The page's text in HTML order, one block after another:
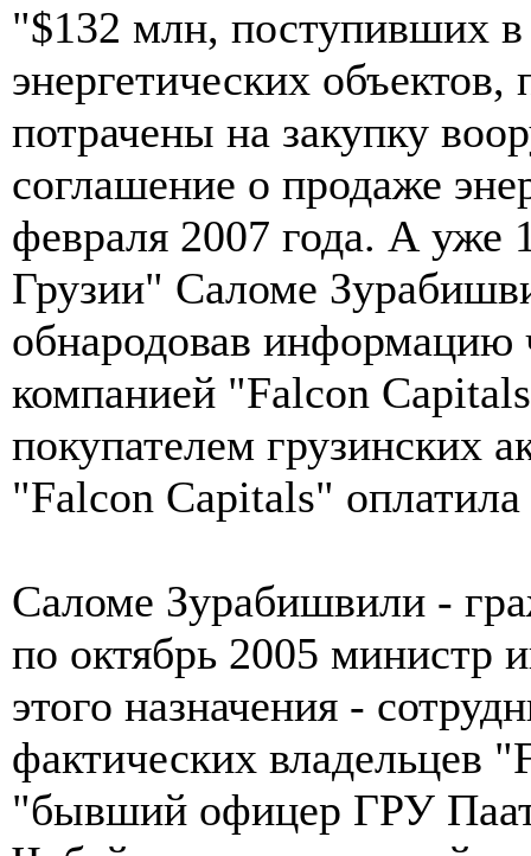
"$132 млн, поступивших
энергетических
потрачены на закупку
соглашение о продаже
февраля 2007 года. А уже
Грузии" Саломе
обнародовав информацию
компанией "Falcon
покупателем грузинских
"Falcon Capitals" оплатила
Саломе Зурабишвили -
по октябрь 2005 министр
этого назначения -
фактических владельцев
"бывший офицер ГРУ